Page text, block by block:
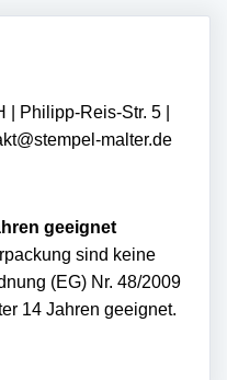
Philipp-Reis-Str. 5 |
malter.de
geeignet
sind keine
(EG) Nr. 48/2009
14 Jahren geeignet.